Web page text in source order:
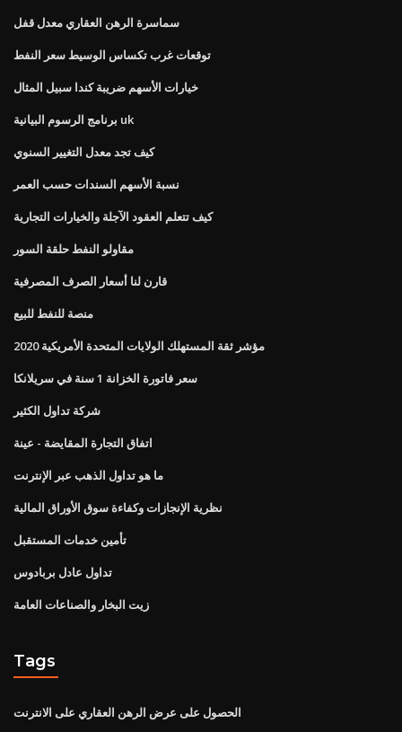
سماسرة الرهن العقاري معدل قفل
توقعات غرب تكساس الوسيط سعر النفط
خيارات الأسهم ضريبة كندا سبيل المثال
برنامج الرسوم البيانية uk
كيف تجد معدل التغيير السنوي
نسبة الأسهم السندات حسب العمر
كيف تتعلم العقود الآجلة والخيارات التجارية
مقاولو النفط حلقة السور
قارن لنا أسعار الصرف المصرفية
منصة للنفط للبيع
مؤشر ثقة المستهلك الولايات المتحدة الأمريكية 2020
سعر فاتورة الخزانة 1 سنة في سريلانكا
شركة تداول الكثير
اتفاق التجارة المقايضة - عينة
ما هو تداول الذهب عبر الإنترنت
نظرية الإنجازات وكفاءة سوق الأوراق المالية
تأمين خدمات المستقبل
تداول عادل بربادوس
زيت البخار والصناعات العامة
Tags
الحصول على عرض الرهن العقاري على الانترنت